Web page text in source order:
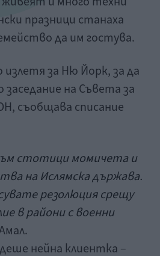
празници станаха
да им гостува.
за Ню Йорк, за да
на Съвета за
съобщава списание
стотици момичета и
на Ислямска държава.
резолюция срещу
в райони с военни
нейна клиентка –